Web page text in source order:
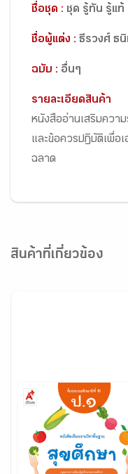
ชื่อชุด : ชุด รู้ทัน รู้แ
ชื่อผู้แต่ง : ธีรวงศ์ ธนิ
ฉบับ : อื่นๆ
รายละเอียดสินค้า
หนังสืออ่านเสริมควา
และข้อควรปฏิบัติเพื่อ
ฉลาด
สินค้าที่เกี่ยวข้อง